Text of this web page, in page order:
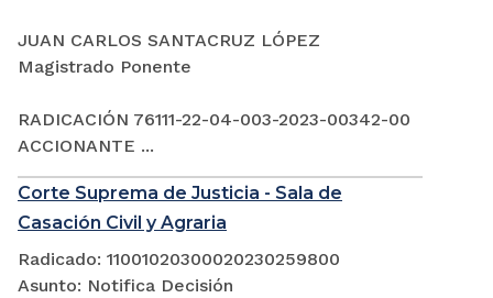
JUAN CARLOS SANTACRUZ LÓPEZ
Magistrado Ponente
RADICACIÓN 76111-22-04-003-2023-00342-00
ACCIONANTE ...
Corte Suprema de Justicia - Sala de
Casación Civil y Agraria
Radicado: 11001020300020230259800
Asunto: Notifica Decisión